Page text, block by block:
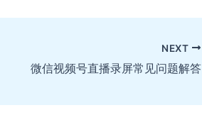
NEXT
微信视频号直播录屏常见问题解答